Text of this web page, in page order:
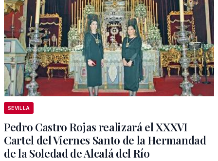
SEVILLA
Pedro Castro Rojas realizará el XXXVI
Cartel del Viernes Santo de la Hermandad
de la Soledad de Alcalá del Río